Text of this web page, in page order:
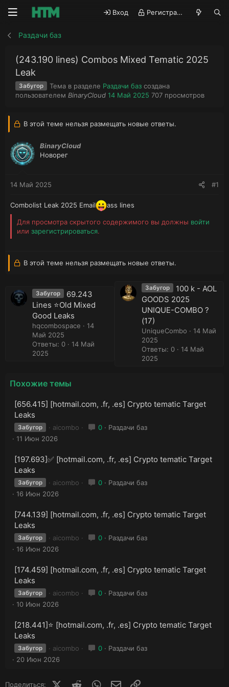
Вход Регистрация
Раздачи баз
(243.190 lines) Combos Mixed Tematic 2025
Leak
Забугор Тема в разделе Раздачи базсоздана
пользователем А
о
е
BinaryCloud Д
а
14 Май 2025 П
с
707 просмотров
В этой теме нельзя размещать новые ответы.
BinaryCloud
Новорег
14 Май 2025 #1
Combolist Leak 2025 Email ass lines
Для просмотра скрытого содержимого вы должны войти
или зарегистрироваться.
В этой теме нельзя размещать новые ответы.
Забугор
69.243
Lines ⭐️Old Mixed
Good Leaks
hqcombospace
14
Май 2025
Ответы: 0
14 Май
2025
Забугор
100 k - AOL
GOODS 2025
UNIQUE-COMBO ?
(17)
UniqueCombo
14 Май
2025
Ответы: 0
14 Май
2025
Похожие темы
[656.415] [hotmail.com, .fr, .es] Crypto tematic Target
Leaks
Забугор aicombo 0
Раздачи баз
11 Июн 2026
[197.693]✅ [hotmail.com, .fr, .es] Crypto tematic Target
Leaks
Забугор aicombo 0
Раздачи баз
16 Июн 2026
[744.139] [hotmail.com, .fr, .es] Crypto tematic Target
Leaks
Забугор aicombo 0
Раздачи баз
16 Июн 2026
[174.459] [hotmail.com, .fr, .es] Crypto tematic Target
Leaks
Забугор aicombo 0
Раздачи баз
10 Июн 2026
[218.441]⭐️ [hotmail.com, .fr, .es] Crypto tematic Target
Leaks
Забугор aicombo 0
Раздачи баз
20 Июн 2026
Поделиться: X (Twitter)Reddit WhatsApp
E-mail